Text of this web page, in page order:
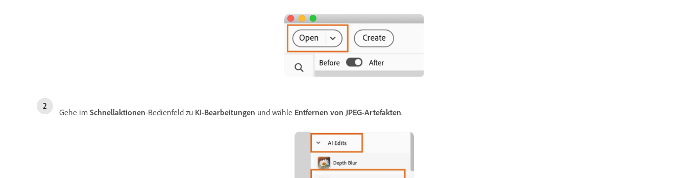
Gehe im Schnellaktionen-Bedienfeld zu KI-Bearbeitungen und wähle Entfernen von JPEG-Artefakten.